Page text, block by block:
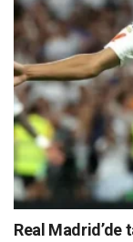
Real Madrid’de